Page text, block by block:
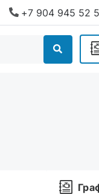
+7 904 945 52